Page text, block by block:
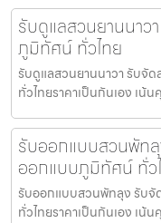
รับดูแลสวนยานนา
ภูมิทัศน์ ทั่วไทย
รับดูแลสวนยานนาวา รับ
ทั่วไทยราคาเป็นกันเอง เ
รับออกแบบสวนพัท
ออกแบบภูมิทัศน์ ทั่ว
รับออกแบบสวนพัทลุง รับ
ทั่วไทยราคาเป็นกันเอง เ